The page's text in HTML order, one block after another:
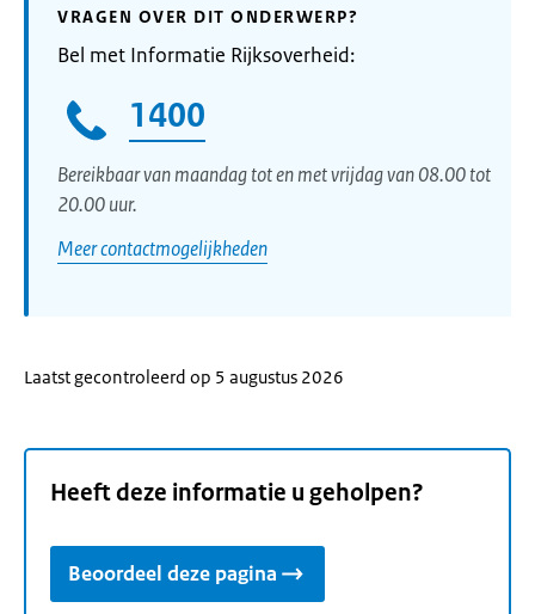
VRAGEN OVER DIT ONDERWERP?
Bel met Informatie Rijksoverheid:
1400
Bereikbaar van maandag tot en met vrijdag van 08.00 tot
20.00 uur.
Meer contactmogelijkheden
Laatst gecontroleerd op 5 augustus 2026
Heeft deze informatie u geholpen?
Beoordeel deze pagina